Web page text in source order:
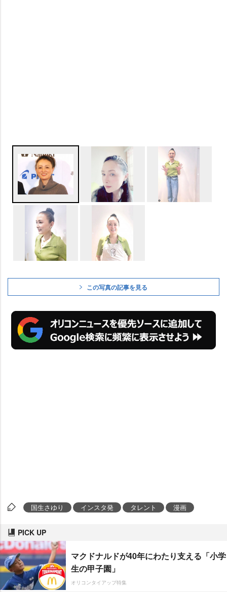
この写真の記事を見る
国生さゆり インスタ発 タレント 漫画
PICK UP
マクドナルドが40年にわたり支える「小学
生の甲子園」
オリコンタイアップ特集